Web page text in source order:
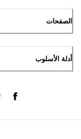
الصفحات
أدلة الأسلوب